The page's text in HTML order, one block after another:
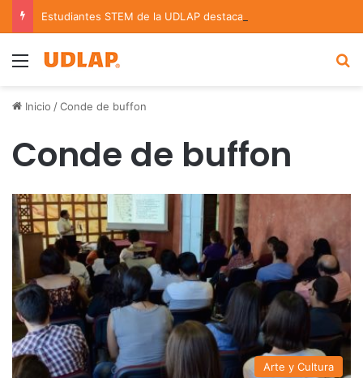
Menu
Inicio /Conde de buffon
Conde de buffon
Arte y Cultura